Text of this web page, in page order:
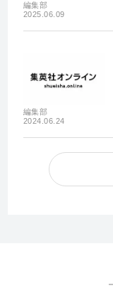
編集部
2025.06.09
編集部
2024.06.24